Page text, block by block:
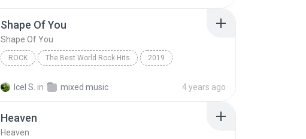
Shape Of You
Shape Of You
ROCK The Best World Rock Hits 2019
Icel S. in mixed music 4 years ago
Heaven
Heaven